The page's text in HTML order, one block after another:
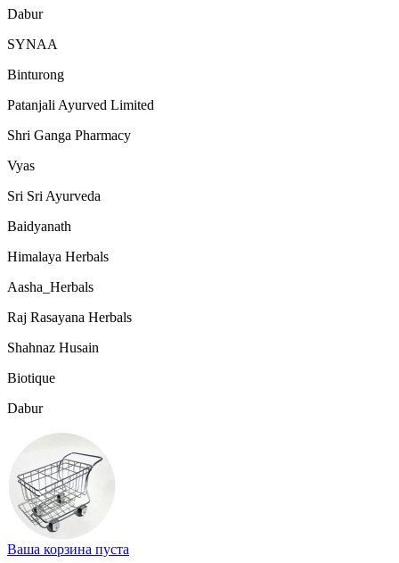
Dabur
SYNAA
Binturong
Patanjali Ayurved Limited
Shri Ganga Pharmacy
Vyas
Sri Sri Ayurveda
Baidyanath
Himalaya Herbals
Aasha_Herbals
Raj Rasayana Herbals
Shahnaz Husain
Biotique
Dabur
Ваша корзина пуста